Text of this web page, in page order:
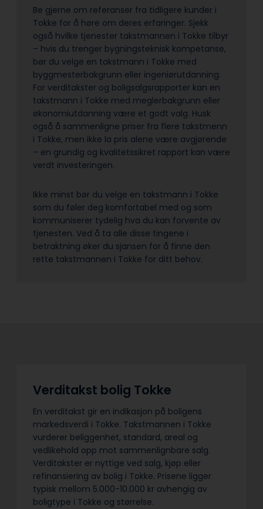
Be gjerne om referanser fra tidligere kunder i
Tokke for å høre om deres erfaringer. Sjekk
også hvilke tjenester takstmannen i Tokke tilbyr
– hvis du trenger bygningsteknisk kompetanse,
bør du velge en takstmann i Tokke med
byggmesterbakgrunn eller ingeniørutdanning.
For verditakster og boligsalgsrapporter kan en
takstmann i Tokke med meglerbakgrunn eller
økonomiutdanning være et godt valg. Husk
også å sammenligne priser fra flere takstmenn
i Tokke, men ikke la pris alene være avgjørende
– en grundig og kvalitetssikret rapport kan være
verdt investeringen.
Ikke minst bør du velge en takstmann i Tokke
som du føler deg komfortabel med og som
kommuniserer tydelig hva du kan forvente av
tjenesten. Ved å ta alle disse tingene i
betraktning øker du sjansen for å finne den
rette takstmannen i Tokke for ditt behov.
Verditakst bolig Tokke
En verditakst gir en indikasjon på boligens
markedsverdi i Tokke. Takstmannen i Tokke
vurderer beliggenhet, standard, areal og
vedlikehold opp mot sammenlignbare salg.
Verditakster er nyttige ved salg, kjøp eller
refinansiering av bolig i Tokke. Prisene ligger
typisk mellom 5.000-10.000 kr avhengig av
boligtype i Tokke og størrelse.